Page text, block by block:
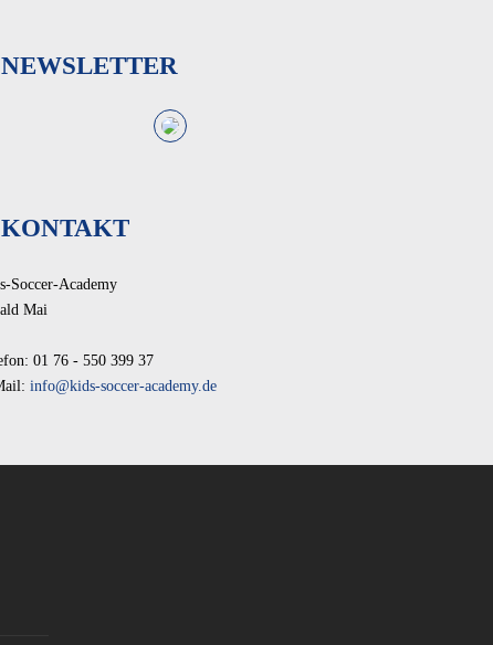
NEWSLETTER
KONTAKT
Soccer-Academy
Mai
01 76 - 550 399 37
info@kids-soccer-academy.de